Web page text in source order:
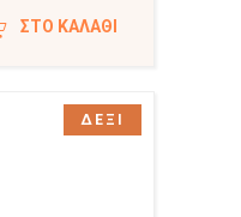
ΣΤΟ ΚΑΛΆΘΙ
ΔΕΞΙ